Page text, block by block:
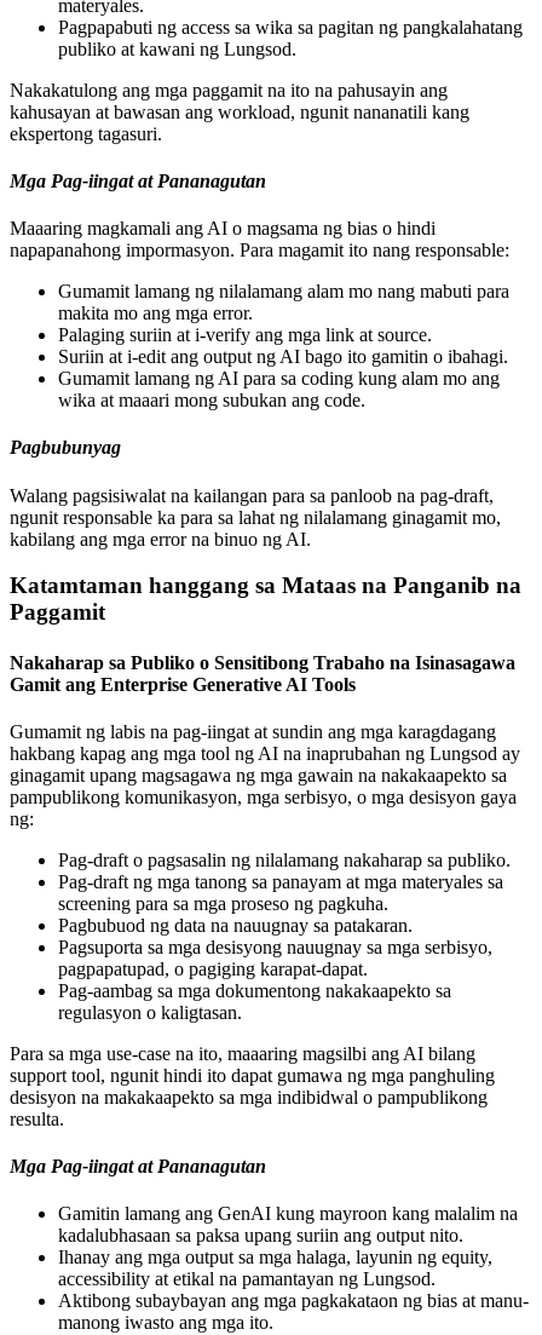
materyales.
Pagpapabuti ng access sa wika sa pagitan ng pangkalahatang
publiko at kawani ng Lungsod.
Nakakatulong ang mga paggamit na ito na pahusayin ang
kahusayan at bawasan ang workload, ngunit nananatili kang
ekspertong tagasuri.
Mga Pag-iingat at Pananagutan
Maaaring magkamali ang AI o magsama ng bias o hindi
napapanahong impormasyon. Para magamit ito nang responsable:
Gumamit lamang ng nilalamang alam mo nang mabuti para
makita mo ang mga error.
Palaging suriin at i-verify ang mga link at source.
Suriin at i-edit ang output ng AI bago ito gamitin o ibahagi.
Gumamit lamang ng AI para sa coding kung alam mo ang
wika at maaari mong subukan ang code.
Pagbubunyag
Walang pagsisiwalat na kailangan para sa panloob na pag-draft,
ngunit responsable ka para sa lahat ng nilalamang ginagamit mo,
kabilang ang mga error na binuo ng AI.
Katamtaman hanggang sa Mataas na Panganib na
Paggamit
Nakaharap sa Publiko o Sensitibong Trabaho na Isinasagawa
Gamit ang Enterprise Generative AI Tools
Gumamit ng labis na pag-iingat at sundin ang mga karagdagang
hakbang kapag ang mga tool ng AI na inaprubahan ng Lungsod ay
ginagamit upang magsagawa ng mga gawain na nakakaapekto sa
pampublikong komunikasyon, mga serbisyo, o mga desisyon gaya
ng:
Pag-draft o pagsasalin ng nilalamang nakaharap sa publiko.
Pag-draft ng mga tanong sa panayam at mga materyales sa
screening para sa mga proseso ng pagkuha.
Pagbubuod ng data na nauugnay sa patakaran.
Pagsuporta sa mga desisyong nauugnay sa mga serbisyo,
pagpapatupad, o pagiging karapat-dapat.
Pag-aambag sa mga dokumentong nakakaapekto sa
regulasyon o kaligtasan.
Para sa mga use-case na ito, maaaring magsilbi ang AI bilang
support tool, ngunit hindi ito dapat gumawa ng mga panghuling
desisyon na makakaapekto sa mga indibidwal o pampublikong
resulta.
Mga Pag-iingat at Pananagutan
Gamitin lamang ang GenAI kung mayroon kang malalim na
kadalubhasaan sa paksa upang suriin ang output nito.
Ihanay ang mga output sa mga halaga, layunin ng equity,
accessibility at etikal na pamantayan ng Lungsod.
Aktibong subaybayan ang mga pagkakataon ng bias at manu-
manong iwasto ang mga ito.